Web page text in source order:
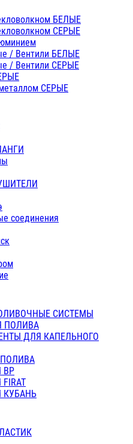
БЕЛЫЕ
СЕРЫЕ
/ Вентили БЕЛЫЕ
/ Вентили СЕРЫЕ
СЕРЫЕ
соединения
СИСТЕМЫ
ПОЛИВА
ДЛЯ КАПЕЛЬНОГО
ВР
КУБАНЬ